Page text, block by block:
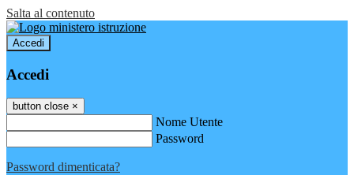
Salta al contenuto
Accedi
Accedi
button close ×
Nome Utente
Password
Password dimenticata?